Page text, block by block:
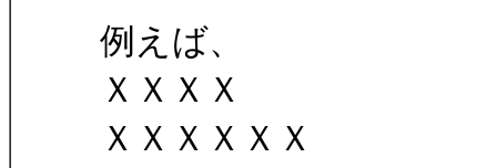
例えば、
ＸＸＸＸ
ＸＸＸＸＸＸ